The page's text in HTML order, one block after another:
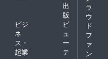
出
版
ビジ
ネ
ス・
起業
ビ
ュ
ー
テ
ラ
ウ
ド
フ
ァ
ン